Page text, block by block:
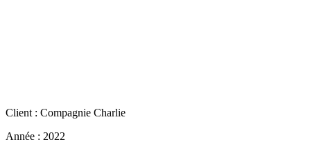
Client : Compagnie Charlie
Année : 2022